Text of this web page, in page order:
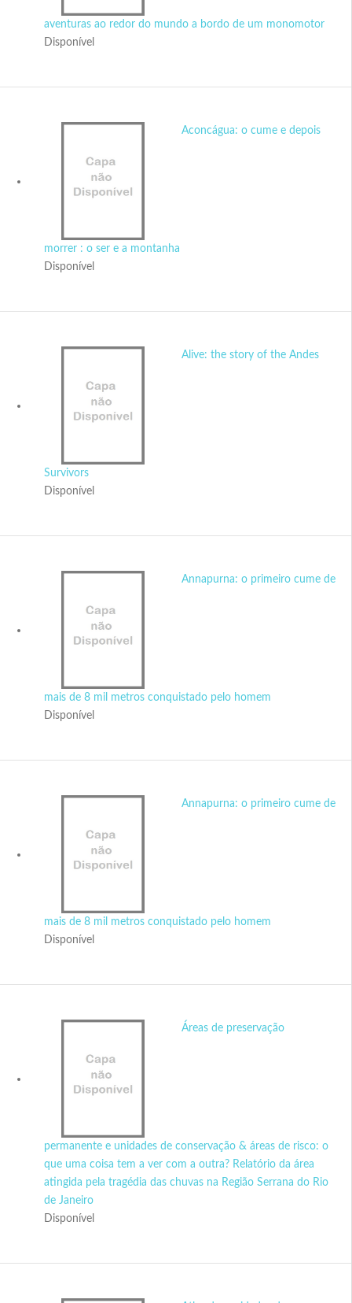
aventuras ao redor do mundo a bordo de um monomotor
Disponível
Aconcágua: o cume e depois
morrer : o ser e a montanha
Disponível
Alive: the story of the Andes
Survivors
Disponível
Annapurna: o primeiro cume de
mais de 8 mil metros conquistado pelo homem
Disponível
Annapurna: o primeiro cume de
mais de 8 mil metros conquistado pelo homem
Disponível
Áreas de preservação
permanente e unidades de conservação & áreas de risco: o
que uma coisa tem a ver com a outra? Relatório da área
atingida pela tragédia das chuvas na Região Serrana do Rio
de Janeiro
Disponível